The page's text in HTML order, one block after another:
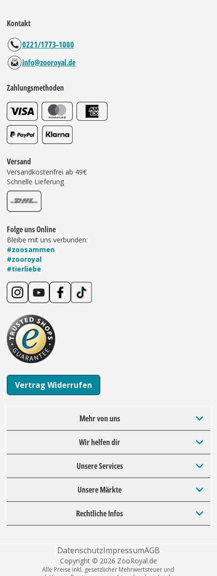
Kontakt
0221/1773-1000
info@zooroyal.de
Zahlungsmethoden
Versand
Versandkostenfrei ab 49€
Schnelle Lieferung
Folge uns Online
Bleibe mit uns verbunden:
#zoosammen
#zooroyal
#tierliebe
Vertrag Widerrufen
Mehr von uns
Wir helfen dir
Unsere Services
Unsere Märkte
Rechtliche Infos
DatenschutzImpressumAGB
Copyright © 2026 ZooRoyal.de
Alle Preise inkl. gesetzlicher Mehrwertsteuer und